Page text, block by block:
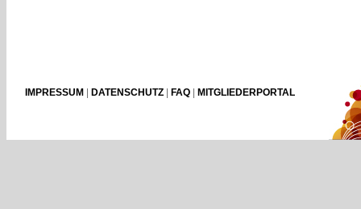
IMPRESSUM DATENSCHUTZ FAQ MITGLIEDERPORTAL